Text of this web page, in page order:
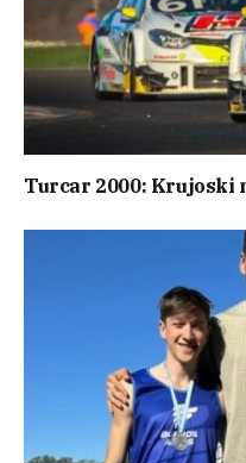
Turcar 2000: Krujoski